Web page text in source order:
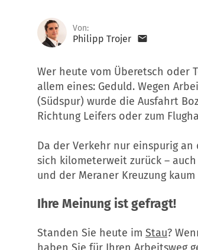
Von:
Philipp Trojer
Wer heute vom Überetsch oder
allem eines: Geduld. Wegen
(Südspur) wurde die Ausfahrt
Richtung Leifers oder zum
Da der Verkehr nur einspurig
sich kilometerweit zurück –
und der Meraner Kreuzung
Ihre Meinung ist gefragt!
Standen Sie heute im Stau?
haben Sie für Ihren Arbeitsweg